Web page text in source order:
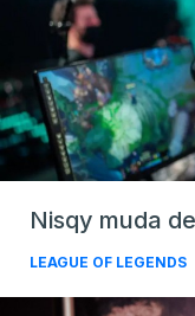
Nisqy muda
LEAGUE OF LEGENDS